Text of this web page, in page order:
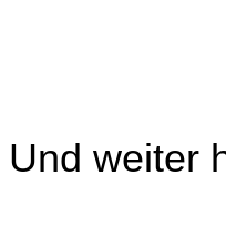
Und weiter